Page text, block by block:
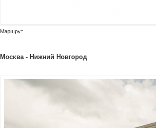
Маршрут
Москва - Нижний Новгород